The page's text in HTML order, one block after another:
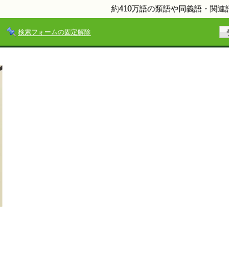
約410万語の類語や同義語・関連
検索フォームの固定解除